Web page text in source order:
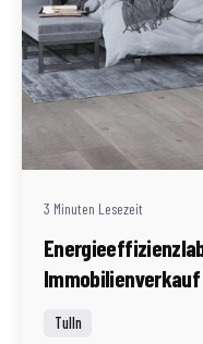
Redaktion
3 Minuten Lesezeit
Tulln